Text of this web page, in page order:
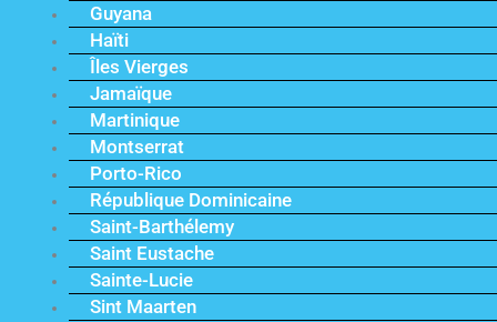
Guyana
Haïti
Îles Vierges
Jamaïque
Martinique
Montserrat
Porto-Rico
République Dominicaine
Saint-Barthélemy
Saint Eustache
Sainte-Lucie
Sint Maarten